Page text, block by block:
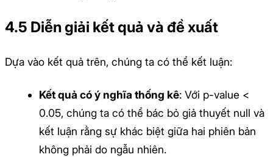
4.5 Diễn giải kết quả và đề xuất
Dựa vào kết quả trên, chúng ta có thể kết luận:
Kết quả có ý nghĩa thống kê: Với p-value <
0.05, chúng ta có thể bác bỏ giả thuyết null và
kết luận rằng sự khác biệt giữa hai phiên bản
không phải do ngẫu nhiên.